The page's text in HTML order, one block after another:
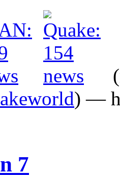
) —
7